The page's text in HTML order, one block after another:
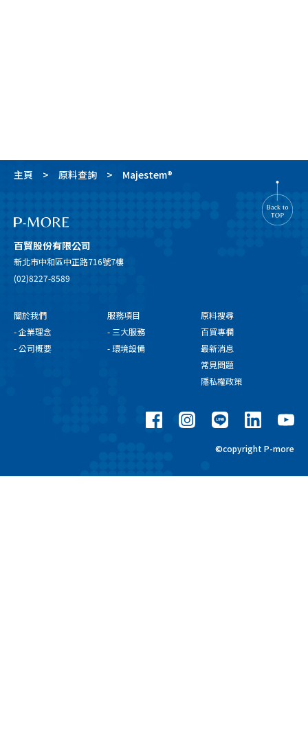
主頁 原料查詢 Majestem®
百貿股份有限公司
新北市中和區中正路716號7樓
(02)8227-8589
關於我們
- 企業理念
- 公司概要
服務項目
- 三大服務
- 環境設備
原料搜尋
百貿專欄
最新消息
常見問題
隱私權政策
©copyright P-more